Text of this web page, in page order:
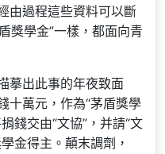
由過程這些資料可以斷
獎學金”一樣，都面向青
摹出此事的年夜致面
十萬元，作為“茅盾獎學
錢交由“文協”，并請“文
金得主。顛末調劑，